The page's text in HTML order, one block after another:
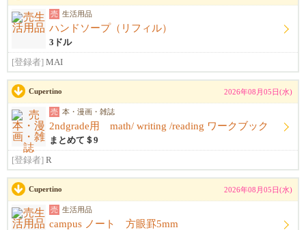
売 生活用品
ハンドソープ（リフィル）
3ドル
[登録者] MAI
Cupertino 2026年08月05日(水)
売 本・漫画・雑誌
2ndgrade用 math/ writing /reading ワークブック
まとめて＄9
[登録者] R
Cupertino 2026年08月05日(水)
売 生活用品
campus ノート 方眼罫5mm